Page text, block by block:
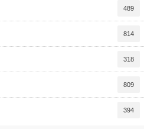
489
814
318
809
394